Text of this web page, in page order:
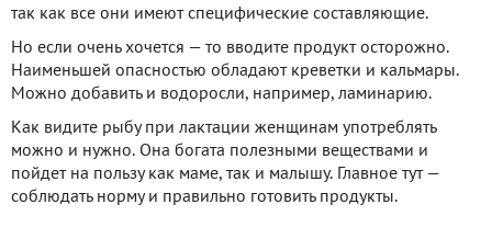
так как все они имеют специфические составляющие.
Но если очень хочется — то вводите продукт осторожно.
Наименьшей опасностью обладают креветки и кальмары.
Можно добавить и водоросли, например, ламинарию.
Как видите рыбу при лактации женщинам употреблять
можно и нужно. Она богата полезными веществами и
пойдет на пользу как маме, так и малышу. Главное тут —
соблюдать норму и правильно готовить продукты.